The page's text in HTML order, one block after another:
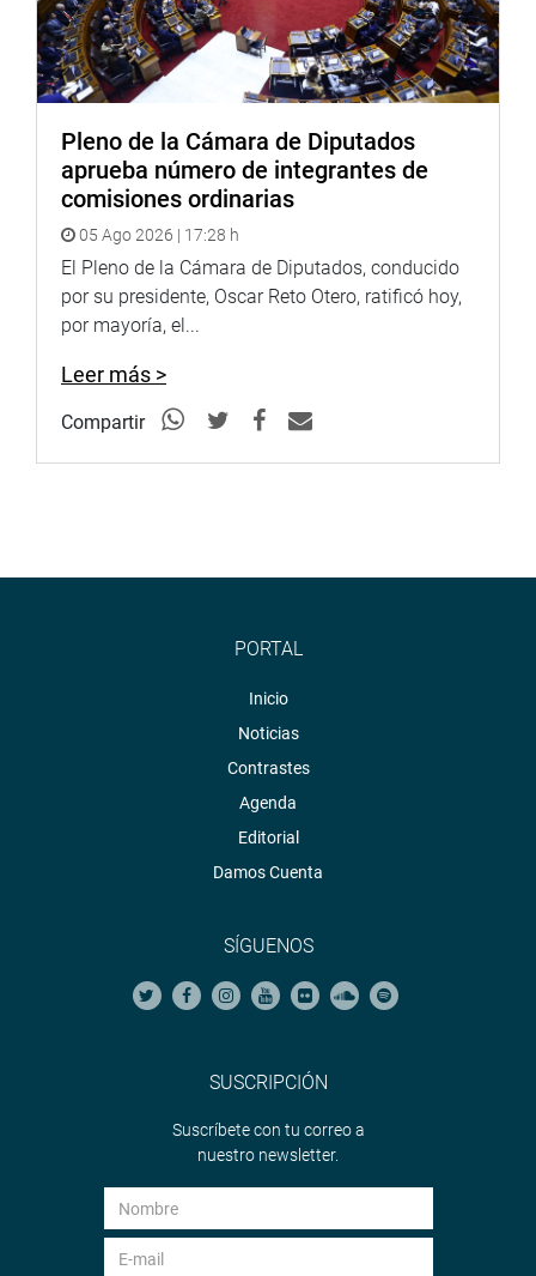
Pleno de la Cámara de Diputados
aprueba número de integrantes de
comisiones ordinarias
05 Ago 2026 | 17:28 h
El Pleno de la Cámara de Diputados, conducido
por su presidente, Oscar Reto Otero, ratificó hoy,
por mayoría, el...
Leer más >
Compartir
PORTAL
Inicio
Noticias
Contrastes
Agenda
Editorial
Damos Cuenta
SÍGUENOS
SUSCRIPCIÓN
Suscríbete con tu correo a
nuestro newsletter.